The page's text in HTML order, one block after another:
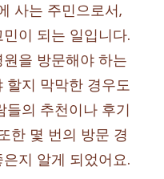
사는 주민으로서,
이 되는 일입니다.
을 방문해야 하는
할지 막막한 경우도
들의 추천이나 후기
한 몇 번의 방문 경
지 알게 되었어요.